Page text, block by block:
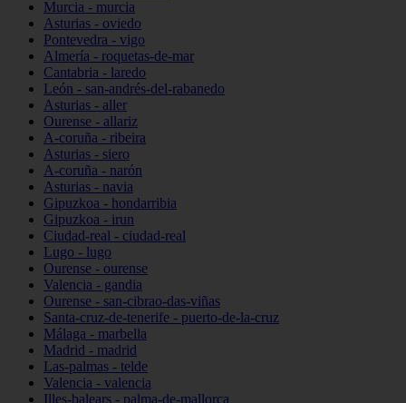
Murcia - murcia
Asturias - oviedo
Pontevedra - vigo
Almería - roquetas-de-mar
Cantabria - laredo
León - san-andrés-del-rabanedo
Asturias - aller
Ourense - allariz
A-coruña - ribeira
Asturias - siero
A-coruña - narón
Asturias - navia
Gipuzkoa - hondarribia
Gipuzkoa - irun
Ciudad-real - ciudad-real
Lugo - lugo
Ourense - ourense
Valencia - gandia
Ourense - san-cibrao-das-viñas
Santa-cruz-de-tenerife - puerto-de-la-cruz
Málaga - marbella
Madrid - madrid
Las-palmas - telde
Valencia - valencia
Illes-balears - palma-de-mallorca